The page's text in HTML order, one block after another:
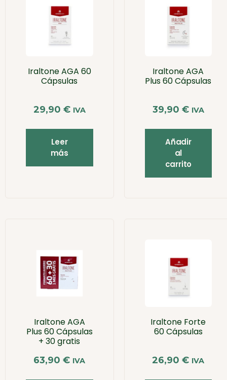
Iraltone AGA 60
Cápsulas
29,90 € IVA
Leer
más
Iraltone AGA
Plus 60 Cápsulas
39,90 € IVA
Añadir
al
carrito
Iraltone AGA
Plus 60 Cápsulas
+ 30 gratis
63,90€ IVA
Iraltone Forte
60 Cápsulas
26,90€ IVA